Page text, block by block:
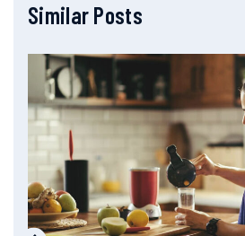
Similar Posts